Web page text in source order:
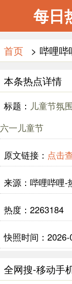
每日
首页 > 哔哩哔
本条热点详情
标题： 儿童节氛
六一儿童节
原文链接： 点击
来源：哔哩哔哩-
热度：2263184
快照时间：
全网搜-移动手